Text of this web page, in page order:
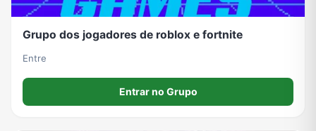
Grupo dos jogadores de roblox e fortnite
Entre
Entrar no Grupo